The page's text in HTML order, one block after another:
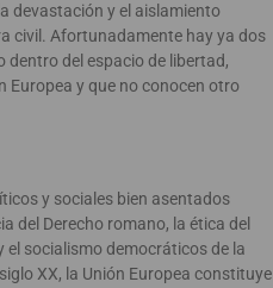
devastación y el aislamiento
civil. Afortunadamente hay ya dos
dentro del espacio de libertad,
Europea y que no conocen otro
y sociales bien asentados
del Derecho romano, la ética del
socialismo democráticos de la
XX, la Unión Europea constituye